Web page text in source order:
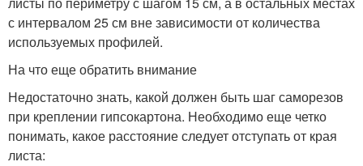
с интервалом 25 см вне зависимости от количества
используемых профилей.
На что еще обратить внимание
Недостаточно знать, какой должен быть шаг саморезов
при креплении гипсокартона. Необходимо еще четко
понимать, какое расстояние следует отступать от края
листа: